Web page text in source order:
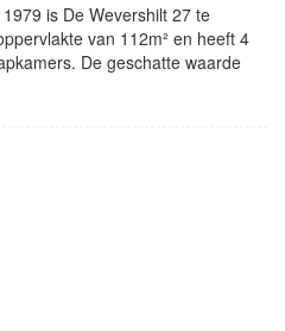
is De Wevershilt 27 te
van 112m² en heeft 4
De geschatte waarde